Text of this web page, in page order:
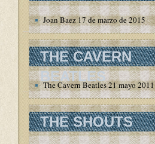
Joan Baez 17 de marzo de 2015
THE CAVERN
BEATLES
The Cavern Beatles 21 mayo 2011
THE SHOUTS